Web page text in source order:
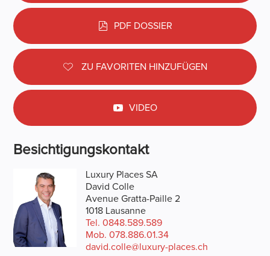
PDF DOSSIER
ZU FAVORITEN HINZUFÜGEN
VIDEO
Besichtigungskontakt
Luxury Places SA
David Colle
Avenue Gratta-Paille 2
1018 Lausanne
Tel. 0848.589.589
Mob. 078.886.01.34
david.colle@luxury-places.ch